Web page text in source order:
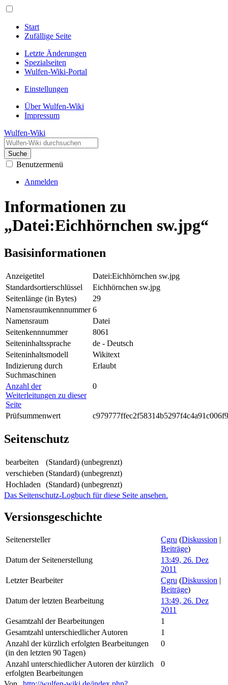
Start
Zufällige Seite
Letzte Änderungen
Spezialseiten
Wulfen-Wiki-Portal
Einstellungen
Über Wulfen-Wiki
Impressum
Wulfen-Wiki
Suche
Benutzermenü
Anmelden
Informationen zu
„Datei:Eichhörnchen sw.jpg“
Basisinformationen
Anzeigetitel
Datei:Eichhörnchen sw.jpg
Standardsortierschlüssel
Eichhörnchen sw.jpg
Seitenlänge (in Bytes)
29
Namensraumkennnummer 6
Namensraum
Datei
Seitenkennnummer
8061
Seiteninhaltssprache
de - Deutsch
Seiteninhaltsmodell
Wikitext
Indizierung durch
Suchmaschinen
Erlaubt
Anzahl der
Weiterleitungen zu dieser
Seite
0
Prüfsummenwert
Seitenschutz
bearbeiten
(Standard) (unbegrenzt)
verschieben (Standard) (unbegrenzt)
Hochladen
(Standard) (unbegrenzt)
Das Seitenschutz-Logbuch für diese Seite ansehen.
Versionsgeschichte
Seitenersteller Cgru (Diskussion |
Beiträge)
Datum der Seitenerstellung
13:49, 26. Dez
2011
Letzter Bearbeiter
Cgru (Diskussion |
Beiträge)
Datum der letzten Bearbeitung
13:49, 26. Dez
2011
Gesamtzahl der Bearbeitungen
1
Gesamtzahl unterschiedlicher Autoren
1
Anzahl der kürzlich erfolgten Bearbeitungen
(in den letzten 90 Tagen)
0
Anzahl unterschiedlicher Autoren der kürzlich
erfolgten Bearbeitungen
0